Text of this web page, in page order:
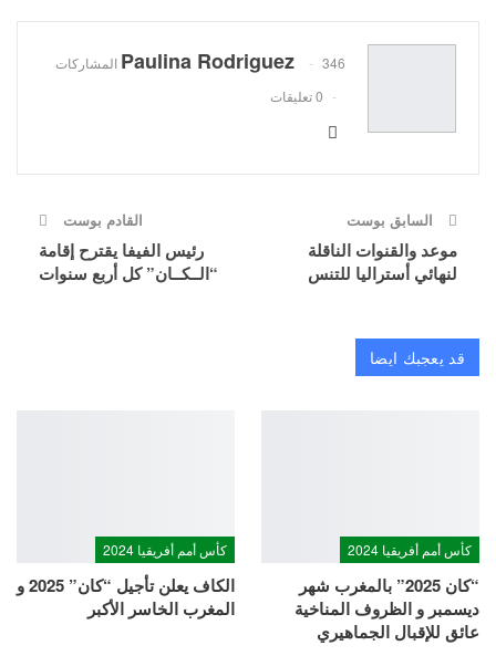
Paulina Rodriguez
346 المشاركات
0 تعليقات
السابق بوست
موعد والقنوات الناقلة
لنهائي أستراليا للتنس
القادم بوست
رئيس الفيفا يقترح إقامة
“الــكــان” كل أربع سنوات
قد يعجبك ايضا
كأس أمم أفريقيا 2024
“كان 2025” بالمغرب شهر
ديسمبر و الظروف المناخية
عائق للإقبال الجماهيري
كأس أمم أفريقيا 2024
الكاف يعلن تأجيل “كان” 2025 و
المغرب الخاسر الأكبر